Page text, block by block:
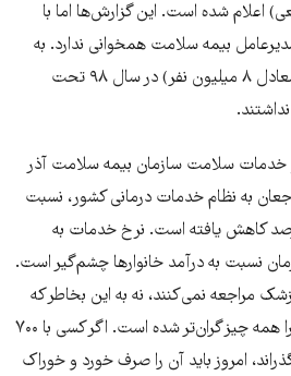
اعلام شده است. این گزارش‌ها اما با
بیمه سلامت همخوانی ندارد. به
گفته او ۱۰ درصد مردم (معادل ۸ میلیون نفر) در سال ۹۸ تحت
خدمات سلامت سازمان بیمه سلامت آذر
به نظام خدمات درمانی کشور، نسبت
گذشته قریب به ۳۰ درصد کاهش یافته است. نرخ خدمات به
نسبت به درآمد خانوارها چشم‌گیر است.
مراجعه نمی‌کنند، نه به این بخاطر که
پوشش بیمه‌ای وجود ندارد، زیرا همه چیز گران‌تر شده است. اگر کسی با ۷۰۰
امروز باید آن را صرف خورد و خوراک